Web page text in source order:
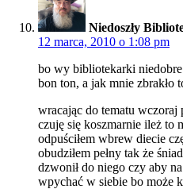
Niedoszły
12 marca, 2010 o 1:08 pm
bo wy bibliotekarki
bon ton, a jak mnie zbrakło
wracając do tematu wczoraj
czuję się koszmarnie ileż to
odpuściłem wbrew diecie
obudziłem pełny tak że
dzwonił do niego czy aby
wpychać w siebie bo może